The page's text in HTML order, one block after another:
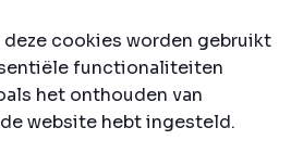
cookies worden gebruikt
functionaliteiten
het onthouden van
website hebt ingesteld.